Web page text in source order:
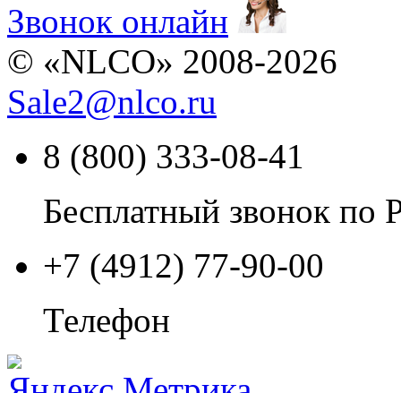
Звонок онлайн
© «NLCO» 2008-2026
Sale2@nlco.ru
8 (800) 333-08-41
Бесплатный звонок по
+7 (4912) 77-90-00
Телефон